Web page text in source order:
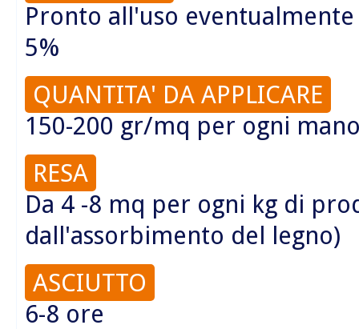
Pronto all'uso
5%
QUANTITA' DA APPLICARE
150-200 gr/mq per ogni
RESA
Da 4 -8 mq per ogni kg di
dall'assorbimento del legno)
ASCIUTTO
6-8 ore